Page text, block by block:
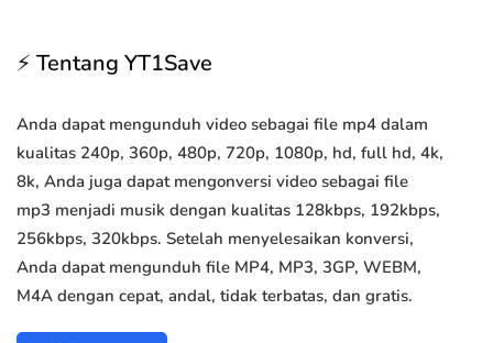
⚡ Tentang YT1Save
Anda dapat mengunduh video sebagai file mp4 dalam
kualitas 240p, 360p, 480p, 720p, 1080p, hd, full hd, 4k,
8k, Anda juga dapat mengonversi video sebagai file
mp3 menjadi musik dengan kualitas 128kbps, 192kbps,
256kbps, 320kbps. Setelah menyelesaikan konversi,
Anda dapat mengunduh file MP4, MP3, 3GP, WEBM,
M4A dengan cepat, andal, tidak terbatas, dan gratis.